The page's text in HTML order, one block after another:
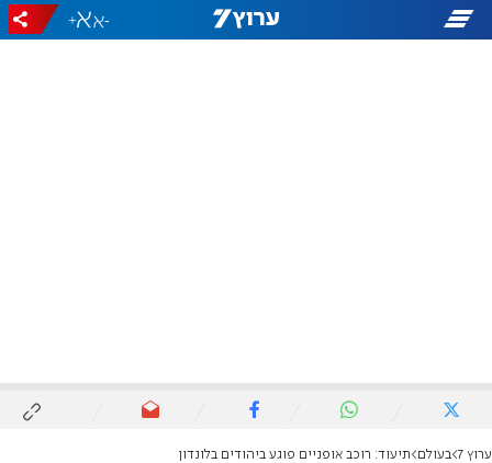
-
+
ערוץ 7 בעולם תיעוד: רוכב אופניים פוגע ביהודים בלונדון